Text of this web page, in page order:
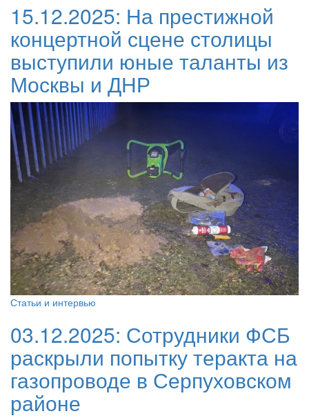
15.12.2025: На престижной
концертной сцене столицы
выступили юные таланты из
Москвы и ДНР
Статьи и интервью
03.12.2025: Сотрудники ФСБ
раскрыли попытку теракта на
газопроводе в Серпуховском
районе